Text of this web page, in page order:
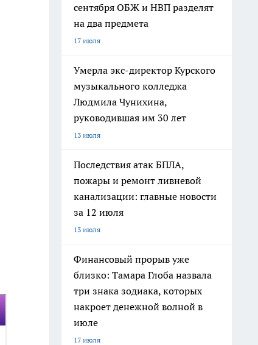
сентября ОБЖ и НВП разделят
на два предмета
17 июля
Умерла экс-директор Курского
музыкального колледжа
Людмила Чунихина,
руководившая им 30 лет
13 июля
Последствия атак БПЛА,
пожары и ремонт ливневой
канализации: главные новости
за 12 июля
13 июля
Финансовый прорыв уже
близко: Тамара Глоба назвала
три знака зодиака, которых
накроет денежной волной в
июле
17 июля